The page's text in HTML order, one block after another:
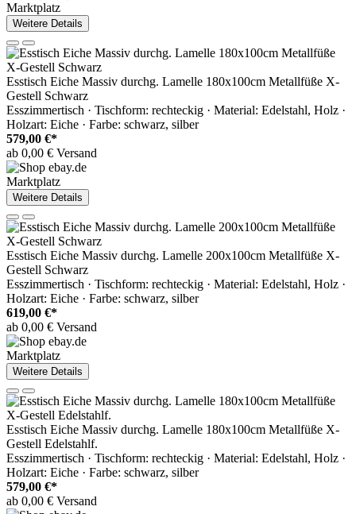
Marktplatz
Weitere Details
Esstisch Eiche Massiv durchg. Lamelle 180x100cm Metallfüße X-
Gestell Schwarz
Esszimmertisch · Tischform: rechteckig · Material: Edelstahl, Holz ·
Holzart: Eiche · Farbe: schwarz, silber
579,00 €*
ab 0,00 € Versand
Marktplatz
Weitere Details
Esstisch Eiche Massiv durchg. Lamelle 200x100cm Metallfüße X-
Gestell Schwarz
Esszimmertisch · Tischform: rechteckig · Material: Edelstahl, Holz ·
Holzart: Eiche · Farbe: schwarz, silber
619,00 €*
ab 0,00 € Versand
Marktplatz
Weitere Details
Esstisch Eiche Massiv durchg. Lamelle 180x100cm Metallfüße X-
Gestell Edelstahlf.
Esszimmertisch · Tischform: rechteckig · Material: Edelstahl, Holz ·
Holzart: Eiche · Farbe: schwarz, silber
579,00 €*
ab 0,00 € Versand